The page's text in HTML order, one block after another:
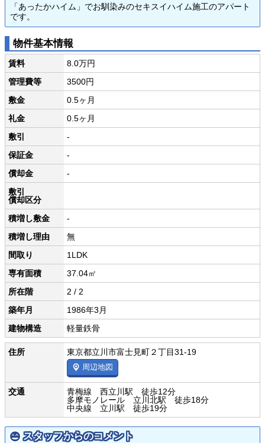
「あったかハイム」でお馴染みのセキスイハイム施工のアパート
です。
物件基本情報
賃料
8.0万円
管理費等
3500円
敷金
0.5ヶ月
礼金
0.5ヶ月
敷引
-
保証金
-
償却金
-
敷引
償却区分
積増し敷金
-
積増し理由
無
間取り
1LDK
専有面積
37.04㎡
所在階
2 / 2
築年月
1986年3月
建物構造
軽量鉄骨
住所 東京都立川市富士見町２丁目31-19
周辺地図
交通
青梅線 西立川駅 徒歩12分
多摩モノレール 立川北駅 徒歩18分
中央線 立川駅 徒歩19分
スタッフからのコメント